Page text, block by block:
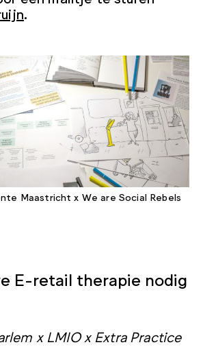
.
Maastricht x We are Social Rebels
E-retail therapie nodig
x LMIO x Extra Practice